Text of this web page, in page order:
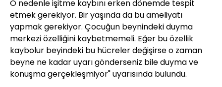
O nedenle işitme kaybını erken dönemde tespit
etmek gerekiyor. Bir yaşında da bu ameliyatı
yapmak gerekiyor. Çocuğun beynindeki duyma
merkezi özelliğini kaybetmemeli. Eğer bu özellik
kaybolur beyindeki bu hücreler değişirse o zaman
beyne ne kadar uyarı gönderseniz bile duyma ve
konuşma gerçekleşmiyor" uyarısında bulundu.